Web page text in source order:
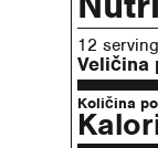
12
Veličina
Količina